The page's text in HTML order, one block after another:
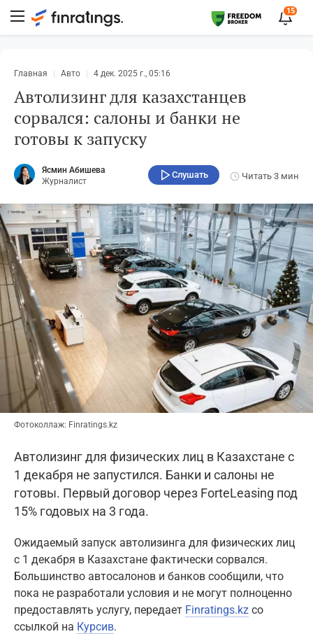
15
Главная Авто 4 дек. 2025 г., 05:16
Автолизинг для казахстанцев
сорвался: салоны и банки не
готовы к запуску
Ясмин Абишева
Журналист
Слушать Читать 3 мин
Фотоколлаж: Finratings.kz
Автолизинг для физических лиц в Казахстане с
1 декабря не запустился. Банки и салоны не
готовы. Первый договор через ForteLeasing под
15% годовых на 3 года.
Ожидаемый запуск автолизинга для физических лиц
с 1 декабря в Казахстане фактически сорвался.
Большинство автосалонов и банков сообщили, что
пока не разработали условия и не могут полноценно
предоставлять услугу, передает Finratings.kz со
ссылкой на Курсив.